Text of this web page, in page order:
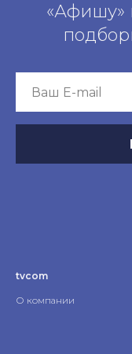
«Афишу»
tvcom
О компании